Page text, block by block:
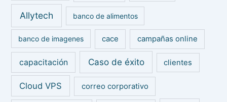
r
Allytech banco de alimentos
banco de imagenes cace campañas online
capacitación Caso de éxito clientes
Cloud VPS correo corporativo